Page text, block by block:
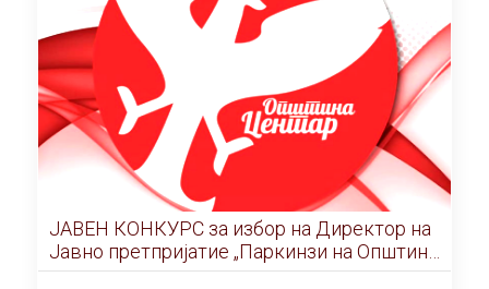
понудувач.
ЈАВЕН КОНКУРС за избор на Директор на
Јавно претпријатие „Паркинзи на Општина
Центар“ – Скопје